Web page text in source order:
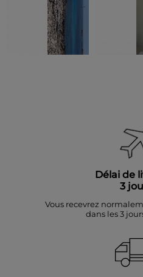
Délai de
3
Vous recevrez
dans les 3